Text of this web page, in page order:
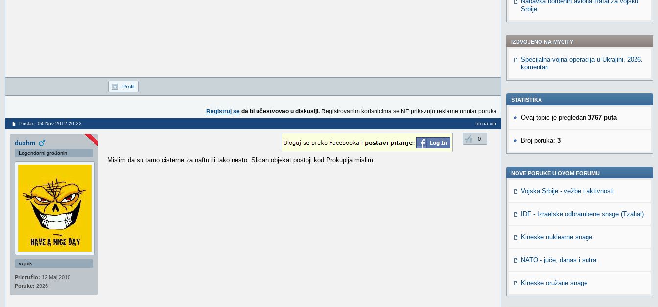
Profil
Registruj se da bi učestvovao u diskusiji. Registrovanim korisnicima se NE prikazuju reklame unutar poruka.
Poslao: 04 Nov 2012 20:22 Idi na vrh
duxhm
Legendarni građanin
vojnik
Pridružio: 12 Maj 2010
Poruke: 2926
0
Mislim da su tamo cisterne za naftu ili tako nesto. Slican objekat postoji kod Prokuplja mislim.
Srbije
IZDVOJENO NA MYCITY
Specijalna vojna operacija u Ukrajini, 2026.
komentari
STATISTIKA
Ovaj topic je pregledan 3767 puta
Broj poruka: 3
NOVE PORUKE U OVOM FORUMU
Vojska Srbije - vežbe i aktivnosti
IDF - Izraelske odbrambene snage (Tzahal)
Kineske nuklearne snage
NATO - juče, danas i sutra
Kineske oružane snage